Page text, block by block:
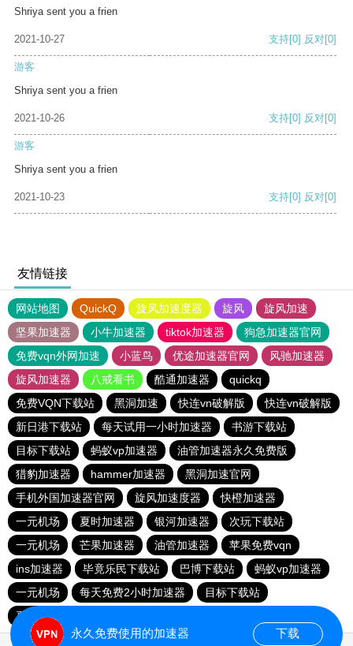
Shriya sent you a frien
2021-10-27 支持[0] 反对[0]
游客
Shriya sent you a frien
2021-10-26 支持[0] 反对[0]
游客
Shriya sent you a frien
2021-10-23 支持[0] 反对[0]
友情链接
网站地图 QuickQ 旋风加速度器 旋风
旋风加速
坚果加速器
小牛加速器 tiktok加速器
狗急加速器官网
免费vqn外网加速
小蓝鸟 优途加速器官网
风驰加速器
旋风加速器
八戒看书 酷通加速器
quickq
免费VQN下载站
黑洞加速 快连vn破解版
快连vn破解版
新日港下载站
每天试用一小时加速器
书游下载站
目标下载站
蚂蚁vp加速器
油管加速器永久免费版
猎豹加速器
hammer加速器
黑洞加速官网
手机外国加速器官网
旋风加速度器
快橙加速器
一元机场
夏时加速器 银河加速器
次玩下载站
一元机场
芒果加速器 油管加速器
苹果免费vqn
ins加速器
毕竟乐民下载站 巴博下载站
蚂蚁vp加速器
一元机场
每天免费2小时加速器
目标下载站
夏时加速器
永久免费使用的加速器 下载